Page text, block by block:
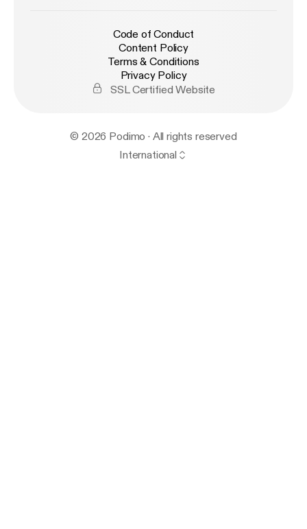
Code of Conduct
Content Policy
Terms & Conditions
Privacy Policy
SSL Certified Website
© 2026 Podimo · All rights reserved
International